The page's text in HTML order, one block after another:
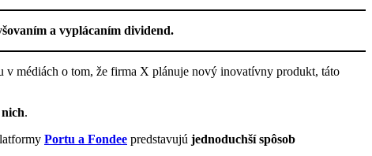
a vyplácaním dividend.
v médiách o tom, že firma X plánuje nový inovatívny produkt, táto
.
Portu a Fondee predstavujú jednoduchší spôsob